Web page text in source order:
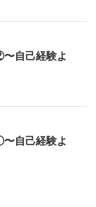
自己経験よ
自己経験よ